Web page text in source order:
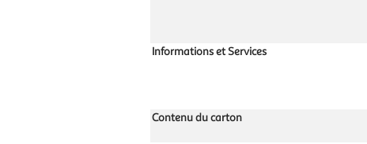
Informations et Services
Contenu du carton